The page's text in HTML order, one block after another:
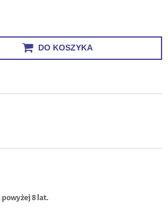
DO KOSZYKA
powyżej 8 lat.